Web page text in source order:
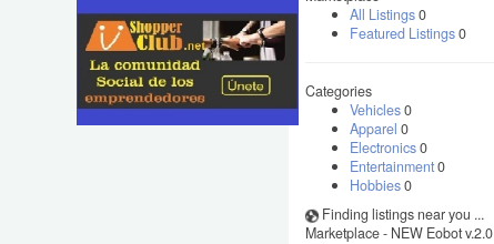
All Listings0
Featured Listings0
Categories
Vehicles0
Apparel 0
Electronics0
Entertainment0
Hobbies0
Finding listings near you ...
Marketplace - NEW Eobot v.2.0